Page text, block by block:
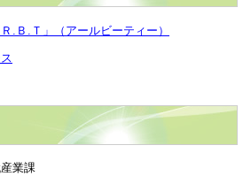
.Ｂ.Ｔ」（アールビーティー）
業課